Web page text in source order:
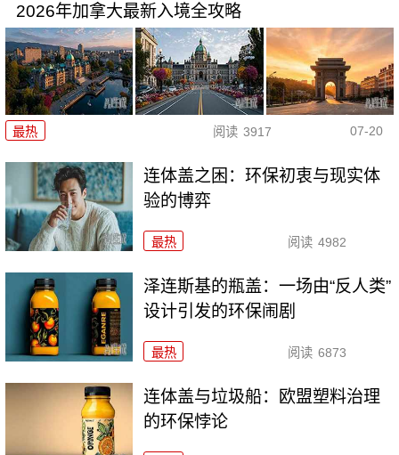
2026年加拿大最新入境全攻略
最热 阅读 3917 07-20
连体盖之困：环保初衷与现实体
验的博弈
最热 阅读 4982
泽连斯基的瓶盖：一场由“反人类”
设计引发的环保闹剧
最热 阅读 6873
连体盖与垃圾船：欧盟塑料治理
的环保悖论